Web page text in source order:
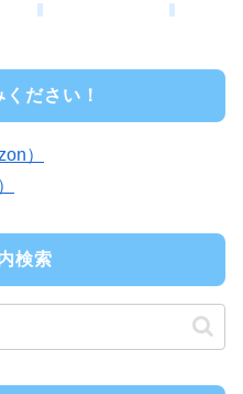
ださい！
）
検索